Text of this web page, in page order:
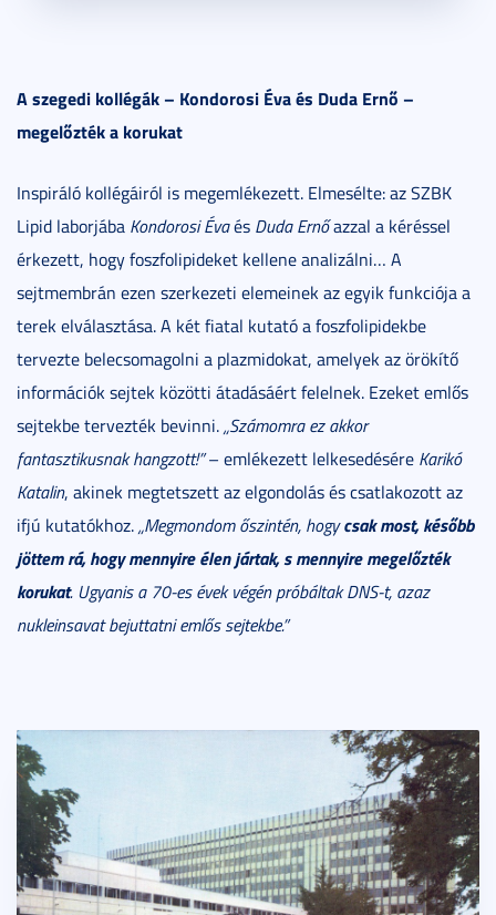
A szegedi kollégák – Kondorosi Éva és Duda Ernő –
megelőzték a korukat
Inspiráló kollégáiról is megemlékezett. Elmesélte: az SZBK
Lipid laborjába Kondorosi Évaés Duda Ernőazzal a kéréssel
érkezett, hogy foszfolipideket kellene analizálni… A
sejtmembrán ezen szerkezeti elemeinek az egyik funkciója a
terek elválasztása. A két fiatal kutató a foszfolipidekbe
tervezte belecsomagolni a plazmidokat, amelyek az örökítő
információk sejtek közötti átadásáért felelnek. Ezeket emlős
sejtekbe tervezték bevinni.„Számomra ez akkor
fantasztikusnak hangzott!”– emlékezett lelkesedésére Karikó
Katalin, akinek megtetszett az elgondolás és csatlakozott az
ifjú kutatókhoz.„Megmondom őszintén, hogycsak most, később
jöttem rá, hogy mennyire élen jártak, s mennyire megelőzték
korukat. Ugyanis a 70-es évek végén próbáltak DNS-t, azaz
nukleinsavat bejuttatni emlős sejtekbe.”